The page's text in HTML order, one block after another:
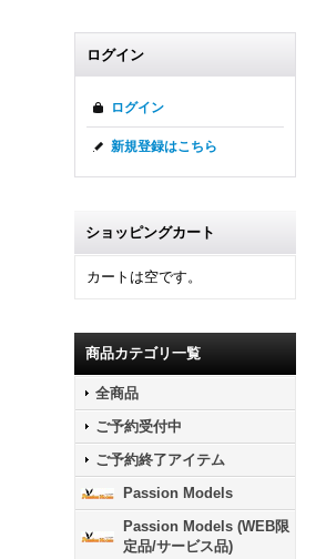
ログイン
ログイン
新規登録はこちら
ショッピングカート
カートは空です。
商品カテゴリ一覧
全商品
ご予約受付中
ご予約終了アイテム
Passion Models
Passion Models (WEB限
定品/サービス品)